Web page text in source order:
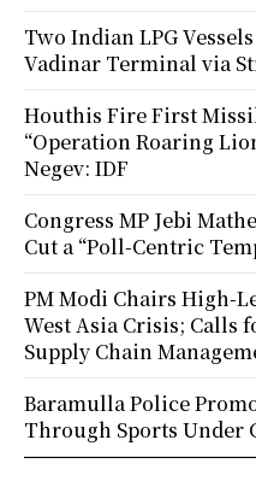
Two Indian LPG
Vadinar Terminal via
Houthis Fire First
“Operation Roaring
Negev: IDF
Congress MP Jebi
Cut a “Poll-Centric
PM Modi Chairs High-
West Asia Crisis; Calls
Supply Chain
Baramulla Police
Through Sports Under